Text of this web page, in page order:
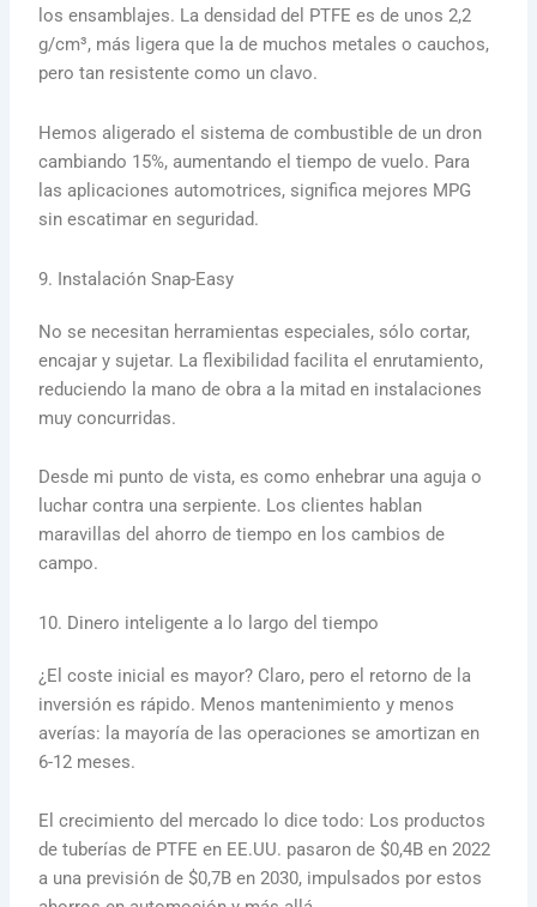
los ensamblajes. La densidad del PTFE es de unos 2,2
g/cm³, más ligera que la de muchos metales o cauchos,
pero tan resistente como un clavo.
Hemos aligerado el sistema de combustible de un dron
cambiando 15%, aumentando el tiempo de vuelo. Para
las aplicaciones automotrices, significa mejores MPG
sin escatimar en seguridad.
9. Instalación Snap-Easy
No se necesitan herramientas especiales, sólo cortar,
encajar y sujetar. La flexibilidad facilita el enrutamiento,
reduciendo la mano de obra a la mitad en instalaciones
muy concurridas.
Desde mi punto de vista, es como enhebrar una aguja o
luchar contra una serpiente. Los clientes hablan
maravillas del ahorro de tiempo en los cambios de
campo.
10. Dinero inteligente a lo largo del tiempo
¿El coste inicial es mayor? Claro, pero el retorno de la
inversión es rápido. Menos mantenimiento y menos
averías: la mayoría de las operaciones se amortizan en
6-12 meses.
El crecimiento del mercado lo dice todo: Los productos
de tuberías de PTFE en EE.UU. pasaron de $0,4B en 2022
a una previsión de $0,7B en 2030, impulsados por estos